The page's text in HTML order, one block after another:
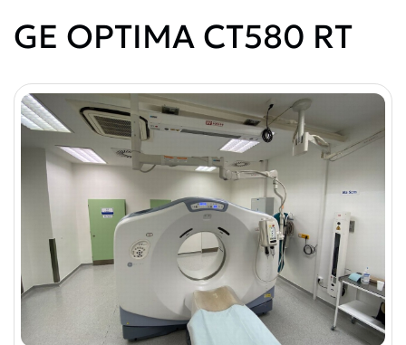
GE OPTIMA CT580 RT